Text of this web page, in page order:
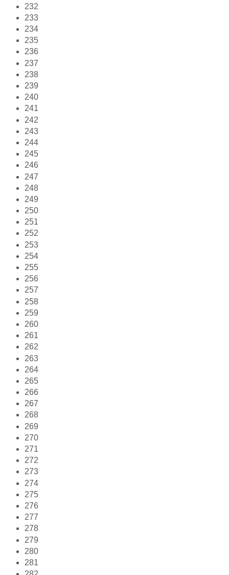
232
233
234
235
236
237
238
239
240
241
242
243
244
245
246
247
248
249
250
251
252
253
254
255
256
257
258
259
260
261
262
263
264
265
266
267
268
269
270
271
272
273
274
275
276
277
278
279
280
281